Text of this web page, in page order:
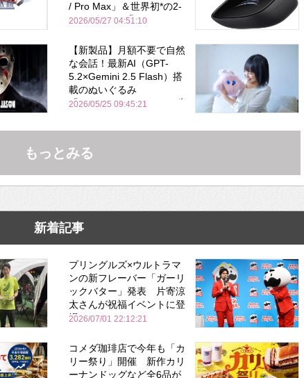
/ Pro Max」＆世界初*の2-
in-1イヤホン「AeroFit 2
2026/05/27 04:51:10
【新製品】月額不要で自然
な会話！最新AI（GPT-
5.2×Gemini 2.5 Flash）搭
載のぬいぐるみ
「KOTTI」、Makuakeで先
2026/05/25 09:45:21
もっとみる
新着記事
プリングルズ×ウルトラマ
ンの新フレーバー「ガーリ
ックバター」発表 片寄涼
太さんが祝福イベントに登
場
2026/07/01 22:12:21
コメダ珈琲店で今年も「カ
リー祭り」開催 新作カリ
ーナンドッグなど全6品が